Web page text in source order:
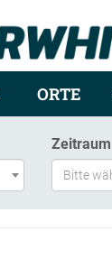
ORTE
Zeitraum